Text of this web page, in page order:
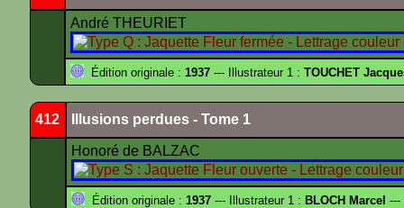
André THEURIET
Édition originale : 1937 --- Illustrateur 1 : TOUCHET
412 Illusions perdues - Tome 1
Honoré de BALZAC
Édition originale : 1937 --- Illustrateur 1 : BLOCH Marcel ---